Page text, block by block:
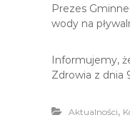
Prezes
wody na
Informujemy,
Zdrowia z dnia
Aktualności,